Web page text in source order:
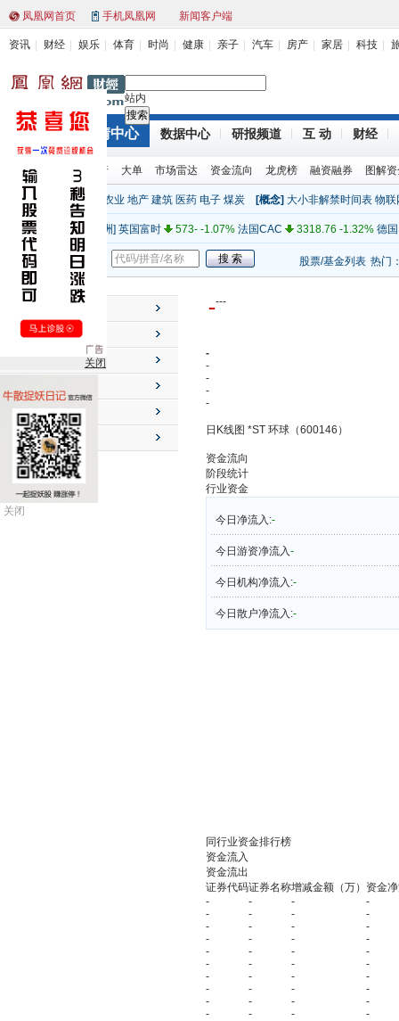
关闭
凤凰网首页 手机凤凰网 新闻客户端
资讯 财经 娱乐 体育 时尚 健康 亲子 汽车 房产 家居 科技
站内
财经首页 行情中心 数据中心 研报频道 互 动 财经
环球股指 股票排行 大单 市场雷达 资金流向 龙虎榜 融资融券 图解
[行业] 金融 电力 机械 农业 地产 建筑 医药 电子 煤炭 [概念] 大小非解禁时间表 物联
全球指数
上证指数 2319.12 (1.00%) 深证成指 9466.14 1.78%
[亚太]日经 8841.22 -0.09%澳大利亚 4348.48 0.45%新西
[美洲]道琼斯 12660.50 -0.58% 纳斯达克 2816.55 0.40%标
[欧洲] 英国富时 573- -1.07% 法国CAC 3318.76 -1.32% 德
[其他]纽约原油 99.70 0.00%纽约黄金
[亚太] 上证指数 2319.12 (1.00%) 深证成指 9466.14 1.78%
[亚太]日经 8841.22 -0.09%
[美洲]道琼斯 12660.50 -0.58%
英国富时
[其他]
纽约原油 99.70 0.00%
股票/基金 股票/基金列表 热门
市场速览
公司动态
送配解禁
----
-
-
-
-
-
日K线图 *ST 环球（600146）
资金流向
阶段统计
行业资金
今日净流入:-
今日游资净流入-
今日机构净流入:-
今日散户净流入:-
同行业资金排行榜
资金流入
资金流出
证券代码证券名称增减金额（万） 资金
-
- -
-
-
- -
-
-
- -
-
-
- -
-
-
- -
-
-
- -
-
-
- -
-
-
- -
-
-
- -
-
-
- - -
关闭